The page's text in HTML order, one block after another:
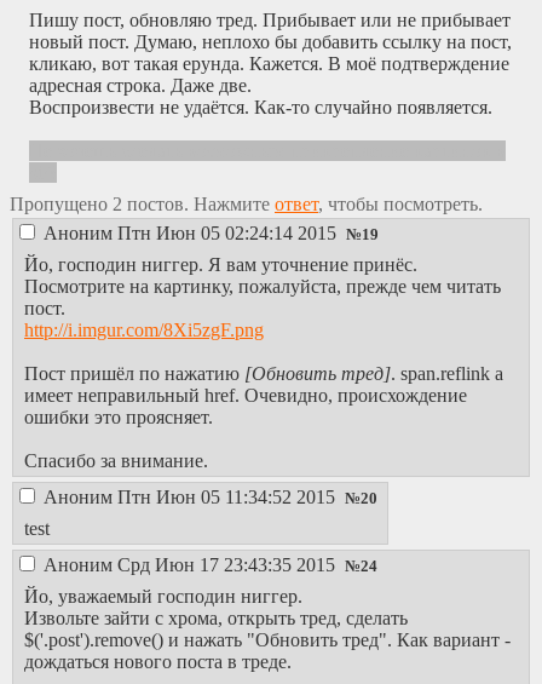
Пишу пост, обновляю тред. Прибывает или не прибывает
новый пост. Думаю, неплохо бы добавить ссылку на пост,
кликаю, вот такая ерунда. Кажется. В моё подтверждение
адресная строка. Даже две.
Воспроизвести не удаётся. Как-то случайно появляется.
Пропущено 2 постов. Нажмите ответ, чтобы посмотреть.
Аноним Птн Июн 05 02:24:14 2015 №19
Йо, господин ниггер. Я вам уточнение принёс.
Посмотрите на картинку, пожалуйста, прежде чем читать
пост.
http://i.imgur.com/8Xi5zgF.png
Пост пришёл по нажатию [Обновить тред]. span.reflink a
имеет неправильный href. Очевидно, происхождение
ошибки это проясняет.
Спасибо за внимание.
Аноним Птн Июн 05 11:34:52 2015 №20
test
Аноним Срд Июн 17 23:43:35 2015 №24
Йо, уважаемый господин ниггер.
Извольте зайти с хрома, открыть тред, сделать
$('.post').remove() и нажать "Обновить тред". Как вариант -
дождаться нового поста в треде.